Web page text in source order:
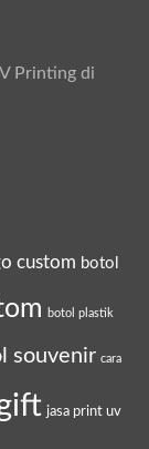
Printing di
custom botol
botol plastik
souvenir cara
jasa print uv